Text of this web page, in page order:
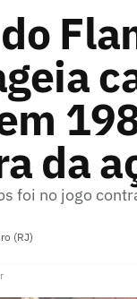
da
foi no jogo
(RJ)